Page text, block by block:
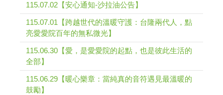
115.07.02【安心通知-沙拉油公告】
115.07.01【跨越世代的溫暖守護：台隆兩代人，點
亮愛愛院百年的無私微光】
115.06.30【愛，是愛愛院的起點，也是彼此生活的
全部】
115.06.29【暖心樂章：當純真的音符遇見最溫暖的
鼓勵】